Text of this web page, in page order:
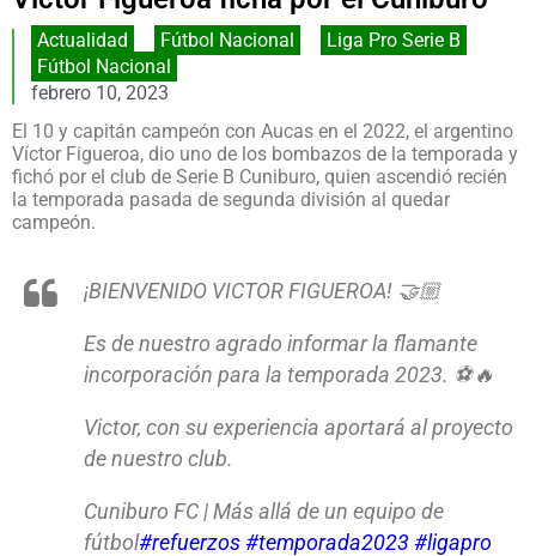
Actualidad Fútbol Nacional
Liga Pro Serie B
Fútbol Nacional
febrero 10, 2023
El 10 y capitán campeón con Aucas en el 2022, el argentino
Víctor Figueroa, dio uno de los bombazos de la temporada y
fichó por el club de Serie B Cuniburo, quien ascendió recién
la temporada pasada de segunda división al quedar
campeón.
¡BIENVENIDO VICTOR FIGUEROA! 🤝🏼
Es de nuestro agrado informar la flamante
incorporación para la temporada 2023. ⚽🔥
Victor, con su experiencia aportará al proyecto
de nuestro club.
Cuniburo FC | Más allá de un equipo de
fútbol#refuerzos#temporada2023#ligapro